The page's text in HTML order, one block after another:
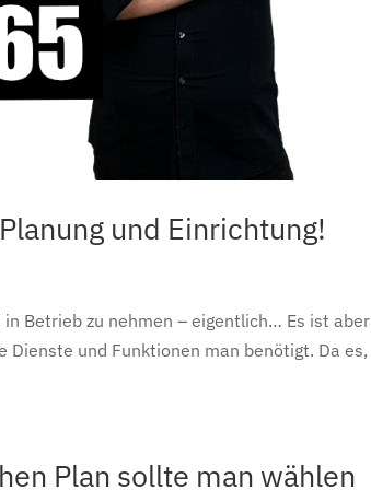
und Einrichtung!
Betrieb zu nehmen – eigentlich… Es ist aber
Dienste und Funktionen man benötigt. Da es,
Plan sollte man wählen